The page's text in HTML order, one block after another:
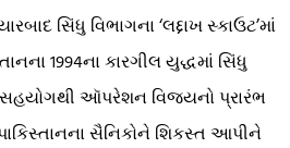
સિંધુ વિભાગના ‘લદ્દાખ સ્કાઉટ’માં
1994ના કારગીલ યુદ્ધમાં સિંધુ
સહયોગથી ઑપરેશન વિજયનો પ્રારંભ
પાકિસ્તાનના સૈનિકોને શિકસ્ત આપીને